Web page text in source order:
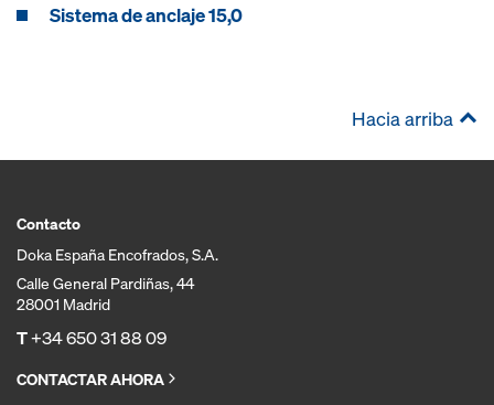
Sistema de anclaje 15,0
Hacia arriba
Contacto
Doka España Encofrados, S.A.
Calle General Pardiñas, 44
28001 Madrid
T+34 650 31 88 09
CONTACTAR AHORA